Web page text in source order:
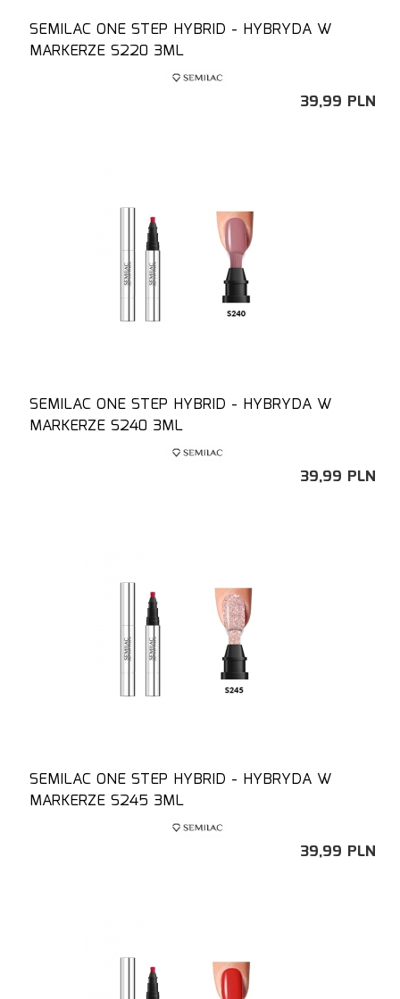
SEMILAC ONE STEP HYBRID - HYBRYDA W
MARKERZE S220 3ML
39,99 PLN
SEMILAC ONE STEP HYBRID - HYBRYDA W
MARKERZE S240 3ML
39,99 PLN
SEMILAC ONE STEP HYBRID - HYBRYDA W
MARKERZE S245 3ML
39,99 PLN